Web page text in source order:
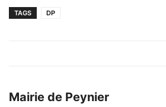
TAGS DP
Mairie de Peynier